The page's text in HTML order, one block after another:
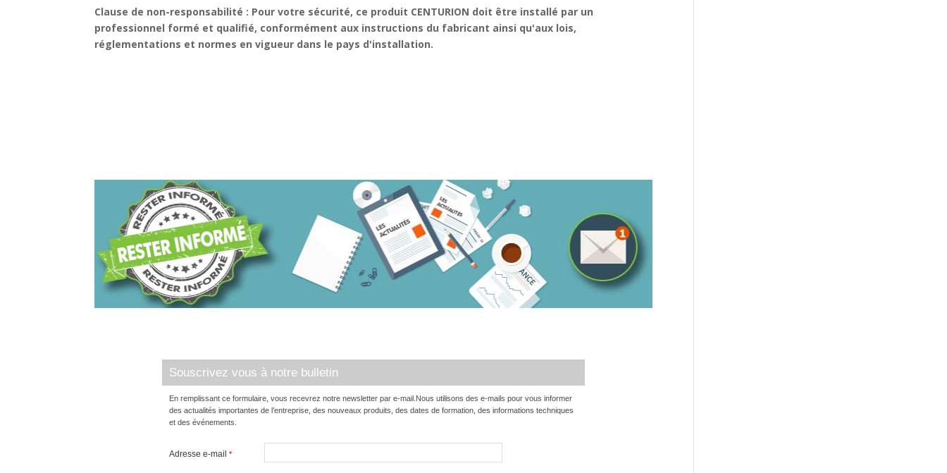
Souscrivez vous à notre bulletin
En remplissant ce formulaire, vous recevrez notre newsletter par e-mail.Nous utilisons des e-mails pour vous informer
des actualités importantes de l’entreprise, des nouveaux produits, des dates de formation, des informations techniques
et des événements.
Adresse e-mail*
Clause de non-responsabilité : Pour votre sécurité, ce produit CENTURION doit être installé par un
professionnel formé et qualifié, conformément aux instructions du fabricant ainsi qu'aux lois,
réglementations et normes en vigueur dans le pays d'installation.